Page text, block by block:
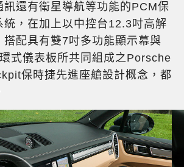
訊還有衛星導航等功能的PCM保
統，在加上以中控台12.3吋高解
搭配具有雙7吋多功能顯示幕與
式儀表板所共同組成之Porsche
保時捷先進座艙設計概念，都